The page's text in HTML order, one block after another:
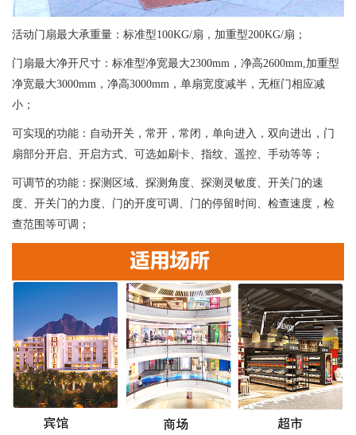
活动门扇最大承重量：标准型100KG/扇，加重型200KG/扇；
门扇最大净开尺寸：标准型净宽最大2300mm，净高2600mm,加重型
净宽最大3000mm，净高3000mm，单扇宽度减半，无框门相应减
小；
可实现的功能：自动开关，常开，常闭，单向进入，双向进出，门
扇部分开启、开启方式、可选如刷卡、指纹、遥控、手动等等；
可调节的功能：探测区域、探测角度、探测灵敏度、开关门的速
度、开关门的力度、门的开度可调、门的停留时间、检查速度，检
查范围等可调；